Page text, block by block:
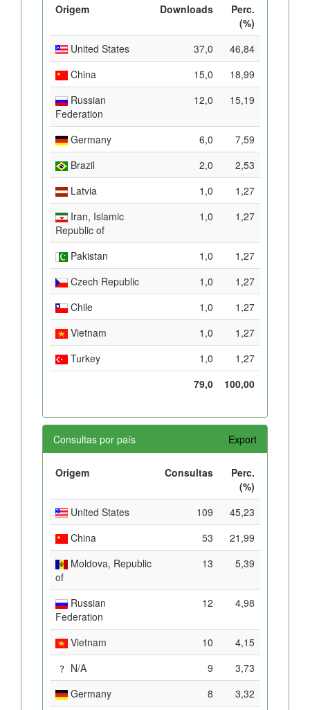
Origem Downloads
Perc.
(%)
United States
37,0
46,84
China
15,0
18,99
Russian
Federation
12,0 15,19
Germany 6,0
7,59
Brazil
2,0
2,53
Latvia
1,0
1,27
Iran, Islamic
Republic of
1,0 1,27
Pakistan 1,0
1,27
Czech Republic
1,0
1,27
Chile
1,0
1,27
Vietnam
1,0
1,27
Turkey
1,0
1,27
79,0
100,00
Consultas por país Export
Origem Consultas
Perc.
(%)
United States
109
45,23
China
53
21,99
Moldova, Republic
of
13 5,39
Russian
Federation
12 4,98
Vietnam 10
4,15
N/A
9
3,73
Germany
8
3,32